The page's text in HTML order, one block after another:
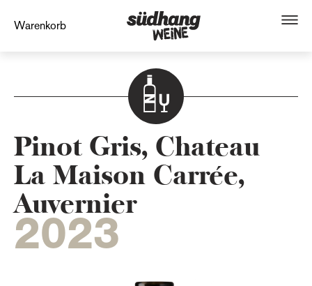
Warenkorb
Pinot Gris, Chateau
La Maison Carrée,
Auvernier
2023